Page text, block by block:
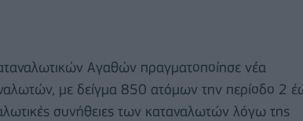
Αγαθών πραγματοποίησε νέα
με δείγμα 850 ατόμων την περίοδο 2
συνήθειες των καταναλωτών λόγω της